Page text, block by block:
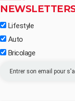
Lifestyle
Auto
Bricolage